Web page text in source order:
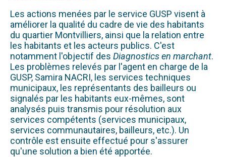
Les actions menées par le service GUSP visent à
améliorer la qualité du cadre de vie des habitants
du quartier Montvilliers, ainsi que la relation entre
les habitants et les acteurs publics. C'est
notamment l'objectif des Diagnostics en marchant.
Les problèmes relevés par l'agent en charge de la
GUSP, Samira NACRI, les services techniques
municipaux, les représentants des bailleurs ou
signalés par les habitants eux-mêmes, sont
analysés puis transmis pour résolution aux
services compétents (services municipaux,
services communautaires, bailleurs, etc.). Un
contrôle est ensuite effectué pour s'assurer
qu'une solution a bien été apportée.